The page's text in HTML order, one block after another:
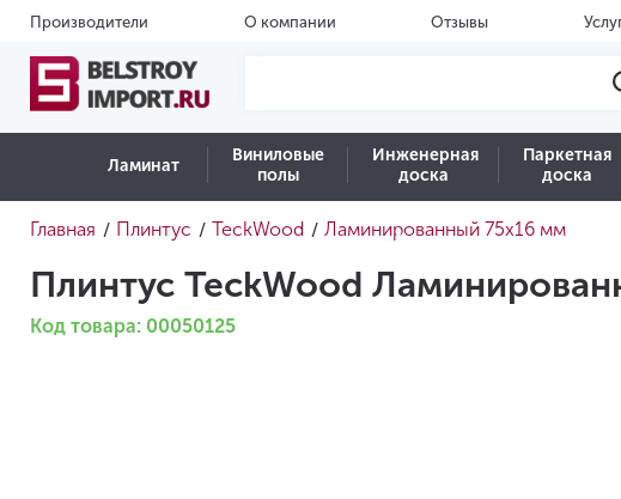
Производители О компании Отзывы
Ламинат
Виниловые
полы
Инженерная
доска
Паркетная
доска
Главная / Плинтус / TeckWood / Ламинированный 75х16 мм
Плинтус TeckWood
Код товара: 00050125